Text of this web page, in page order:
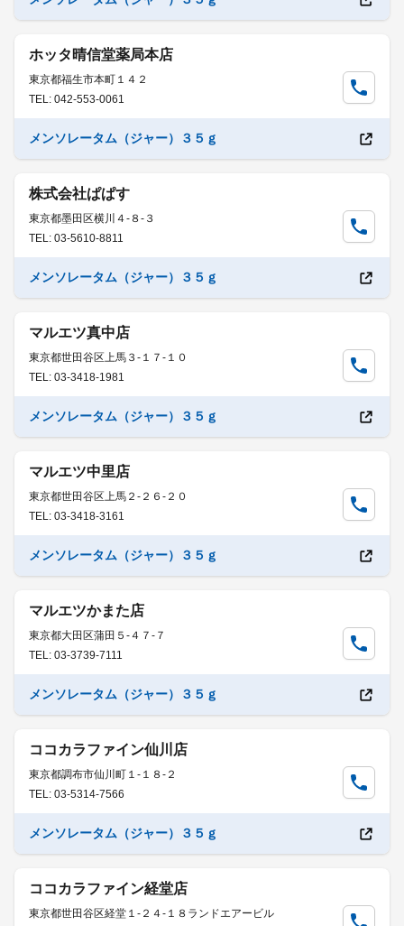
ホッタ晴信堂薬局本店
東京都福生市本町１４２
TEL: 042-553-0061
メンソレータム（ジャー）３５ｇ
株式会社ぱぱす
東京都墨田区横川４-８-３
TEL: 03-5610-8811
メンソレータム（ジャー）３５ｇ
マルエツ真中店
東京都世田谷区上馬３-１７-１０
TEL: 03-3418-1981
メンソレータム（ジャー）３５ｇ
マルエツ中里店
東京都世田谷区上馬２-２６-２０
TEL: 03-3418-3161
メンソレータム（ジャー）３５ｇ
マルエツかまた店
東京都大田区蒲田５-４７-７
TEL: 03-3739-7111
メンソレータム（ジャー）３５ｇ
ココカラファイン仙川店
東京都調布市仙川町１-１８-２
TEL: 03-5314-7566
メンソレータム（ジャー）３５ｇ
ココカラファイン経堂店
東京都世田谷区経堂１-２４-１８ランドエアービル